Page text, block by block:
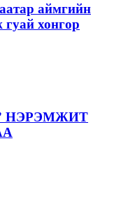
аймгийн
хонгор
НЭРЭМЖИТ